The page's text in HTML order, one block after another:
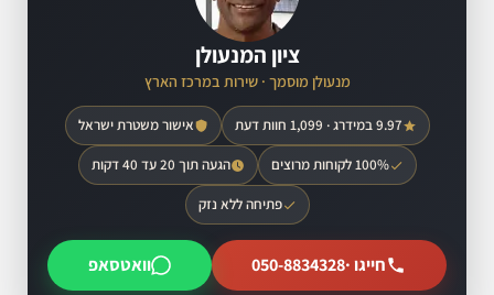
ציון המנעולן
מנעולן מוסמך · שירות במרכז הארץ
9.97 במידרג · 1,099 חוות דעת אישור משטרת ישראל
100% לקוחות מרוצים הגעה תוך 20 עד 40 דקות
פתיחה ללא נזק
חייגו ·050-8834328 וואטסאפ